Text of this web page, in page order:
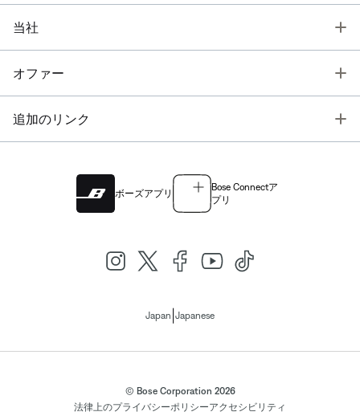
当社
オファー
追加のリンク
ボーズアプリ
Bose Connectア
プリ
Japan Japanese
© Bose Corporation 2026
法律上のプライバシーポリシーアクセシビリティ